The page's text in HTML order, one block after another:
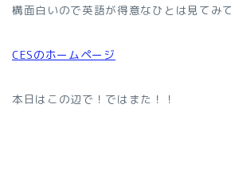
構面白いので英語が得意なひとは見てみ
CESのホームページ
本日はこの辺で！ではまた！！